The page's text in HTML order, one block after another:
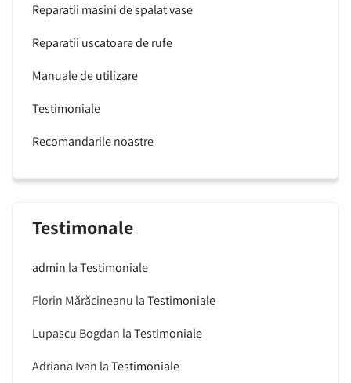
Reparatii masini de spalat vase
Reparatii uscatoare de rufe
Manuale de utilizare
Testimoniale
Recomandarile noastre
Testimonale
admin laTestimoniale
Florin Mărăcineanu laTestimoniale
Lupascu Bogdan laTestimoniale
Adriana Ivan laTestimoniale